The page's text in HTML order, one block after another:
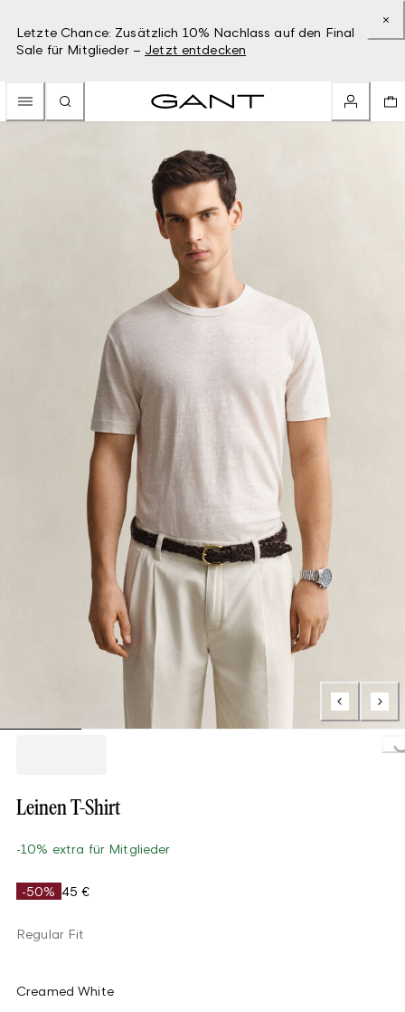
Letzte Chance: Zusätzlich 10% Nachlass auf den Final
Sale für Mitglieder – Jetzt entdecken
Loading...
Leinen T-Shirt
-10% extra für Mitglieder
-50% 45 €
Regular Fit
Creamed White